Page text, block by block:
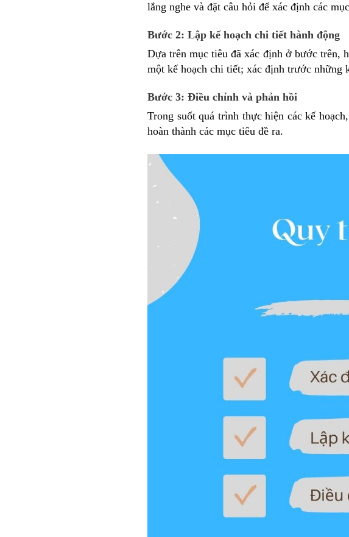
lắng nghe và đặt câu hỏi để xác định các
Bước 2: Lập kế hoạch chi tiết hành động
Dựa trên mục tiêu đã xác định ở bước trên,
một kế hoạch chi tiết; xác định trước những
Bước 3: Điều chỉnh và phản hồi
Trong suốt quá trình thực hiện các kế
hoàn thành các mục tiêu đề ra.